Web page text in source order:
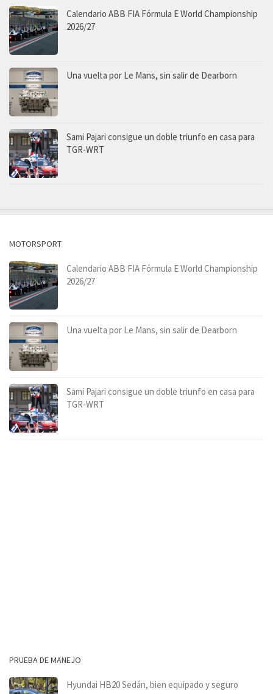
Calendario ABB FIA Fórmula E World Championship
2026/27
Una vuelta por Le Mans, sin salir de Dearborn
Sami Pajari consigue un doble triunfo en casa para
TGR-WRT
MOTORSPORT
Calendario ABB FIA Fórmula E World Championship
2026/27
Una vuelta por Le Mans, sin salir de Dearborn
Sami Pajari consigue un doble triunfo en casa para
TGR-WRT
PRUEBA DE MANEJO
Hyundai HB20 Sedán, bien equipado y seguro